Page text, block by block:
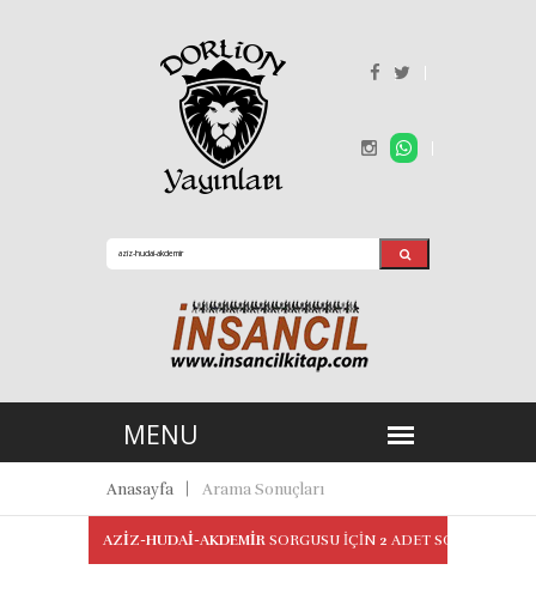
Anasayfa Arama Sonuçları
AZIZ-HUDAI-AKDEMIR SORGUSU IÇIN 2 ADET SONUÇ